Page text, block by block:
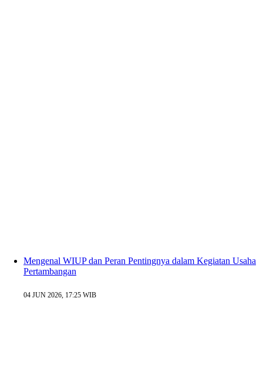
Mengenal WIUP dan Peran Pentingnya dalam Kegiatan Usaha
Pertambangan
04 JUN 2026, 17:25 WIB